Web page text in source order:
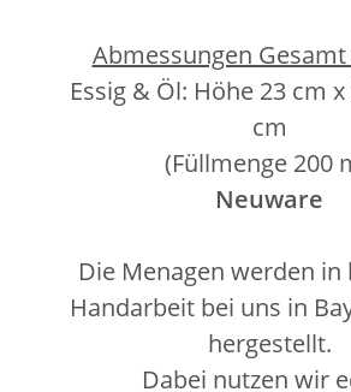
Abmessungen
Essig & Öl: Höhe 23 cm
cm
(Füllmenge 200
Neuware
Die Menagen werden in
Handarbeit bei uns in
hergestellt.
Dabei nutzen wir